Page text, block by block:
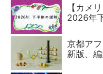
【カメ
2026年
京都ア
新版、